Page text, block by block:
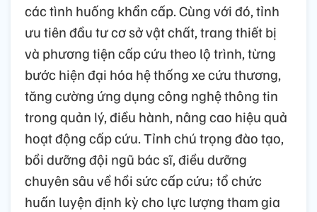
các tình huống khẩn cấp. Cùng với đó, tỉnh
ưu tiên đầu tư cơ sở vật chất, trang thiết bị
và phương tiện cấp cứu theo lộ trình, từng
bước hiện đại hóa hệ thống xe cứu thương,
tăng cường ứng dụng công nghệ thông tin
trong quản lý, điều hành, nâng cao hiệu quả
hoạt động cấp cứu. Tỉnh chú trọng đào tạo,
bồi dưỡng đội ngũ bác sĩ, điều dưỡng
chuyên sâu về hồi sức cấp cứu; tổ chức
huấn luyện định kỳ cho lực lượng tham gia